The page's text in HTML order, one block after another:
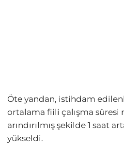
Öte yandan, istihdam
ortalama fiili çalışma
arındırılmış şekilde 1 saat
yükseldi.